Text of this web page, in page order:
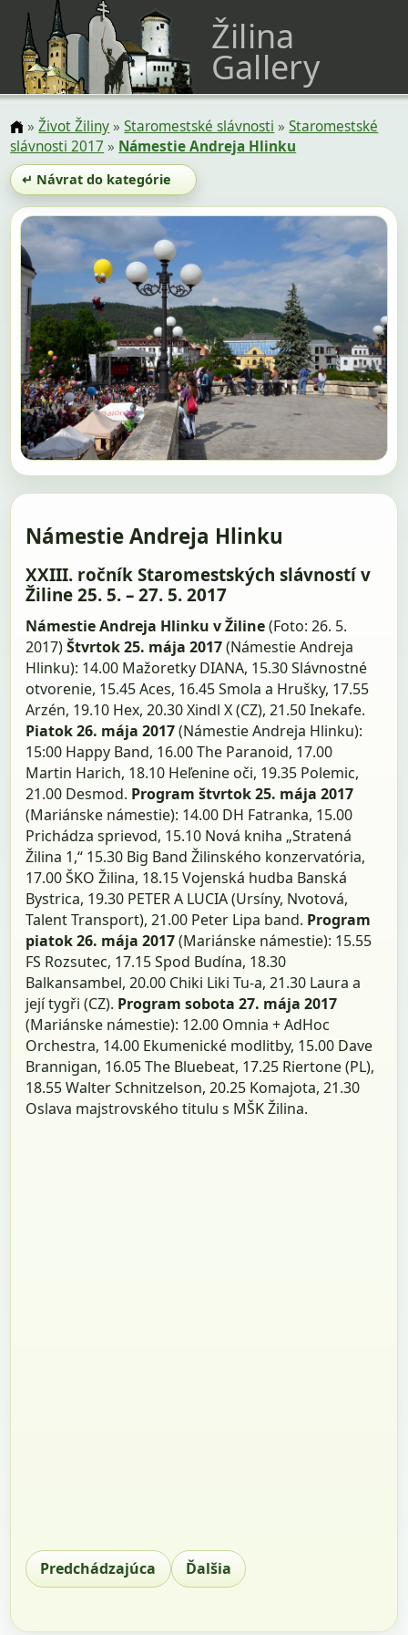
Žilina
Gallery
»Život Žiliny»Staromestské slávnosti »Staromestské
slávnosti 2017 » Námestie Andreja Hlinku
↵ Návrat do kategórie
Námestie Andreja Hlinku
XXIII. ročník Staromestských slávností v
Žiline 25. 5. – 27. 5. 2017
Námestie Andreja Hlinku v Žiline(Foto: 26. 5.
2017)Štvrtok 25. mája 2017(Námestie Andreja
Hlinku): 14.00 Mažoretky DIANA, 15.30 Slávnostné
otvorenie, 15.45 Aces, 16.45 Smola a Hrušky, 17.55
Arzén, 19.10 Hex, 20.30 Xindl X (CZ), 21.50 Inekafe.
Piatok 26. mája 2017(Námestie Andreja Hlinku):
15:00 Happy Band, 16.00 The Paranoid, 17.00
Martin Harich, 18.10 Heľenine oči, 19.35 Polemic,
21.00 Desmod. Program štvrtok 25. mája 2017
(Mariánske námestie): 14.00 DH Fatranka, 15.00
Prichádza sprievod, 15.10 Nová kniha „Stratená
Žilina 1,“ 15.30 Big Band Žilinského konzervatória,
17.00 ŠKO Žilina, 18.15 Vojenská hudba Banská
Bystrica, 19.30 PETER A LUCIA (Ursíny, Nvotová,
Talent Transport), 21.00 Peter Lipa band. Program
piatok 26. mája 2017(Mariánske námestie): 15.55
FS Rozsutec, 17.15 Spod Budína, 18.30
Balkansambel, 20.00 Chiki Liki Tu-a, 21.30 Laura a
její tygři (CZ). Program sobota 27. mája 2017
(Mariánske námestie): 12.00 Omnia + AdHoc
Orchestra, 14.00 Ekumenické modlitby, 15.00 Dave
Brannigan, 16.05 The Bluebeat, 17.25 Riertone (PL),
18.55 Walter Schnitzelson, 20.25 Komajota, 21.30
Oslava majstrovského titulu s MŠK Žilina.
Predchádzajúca Ďalšia